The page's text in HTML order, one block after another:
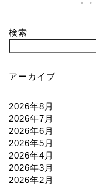
検索
アーカイブ
2026年8月
2026年7月
2026年6月
2026年5月
2026年4月
2026年3月
2026年2月